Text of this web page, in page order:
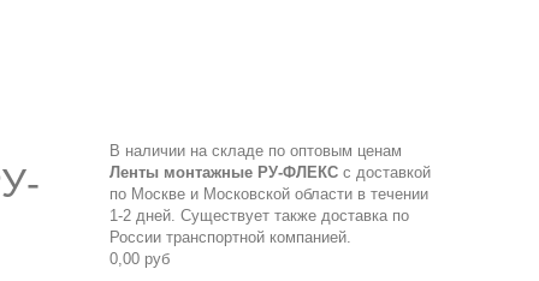
В наличии на складе по оптовым ценам
Ленты монтажные РУ-ФЛЕКСс доставкой
по Москве и Московской области в течении
1-2 дней. Существует также доставка по
России транспортной компанией.
0,00 руб